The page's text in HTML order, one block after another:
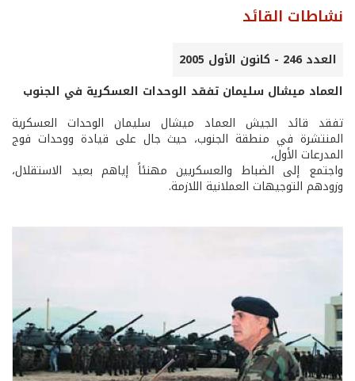
نشاطات القائد
العدد 246 - كانون الأول 2005
العماد ميشال سليمان تفقد الوحدات العسكرية في الجنوب
تفقد قائد الجيش العماد ميشال سليمان الوحدات العسكرية
المنتشرة في منطقة الجنوب، حيث جال على قيادة ووحدات فوج
المدرعات الأول،
واجتمع إلى الضباط والعسكريين مهنئاً إياهم بعيد الاستقلال،
وزودهم التوجيهات العملانية اللازمة.